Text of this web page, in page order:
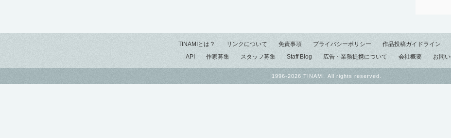
TINAMIとは？ リンクについて 免責事項 プライバシーポリシー 作品投稿ガイドライン
API
作家募集 スタッフ募集 Staff Blog 広告・業務提携について 会社概要 お問
1996-2026 TINAMI. All rights reserved.